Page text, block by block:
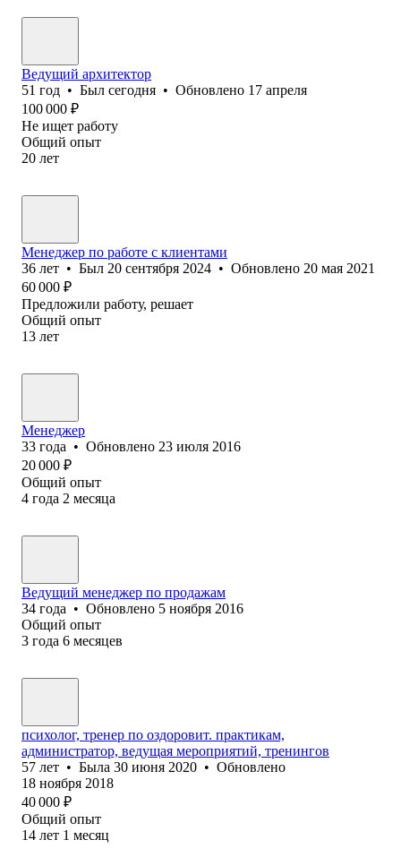
Ведущий архитектор
51 год • Был сегодня • Обновлено 17 апреля
100 000 ₽
Не ищет работу
Общий опыт
20 лет
Менеджер по работе с клиентами
36 лет • Был 20 сентября 2024 • Обновлено 20 мая 2021
60 000 ₽
Предложили работу, решает
Общий опыт
13 лет
Менеджер
33 года • Обновлено 23 июля 2016
20 000 ₽
Общий опыт
4 года 2 месяца
Ведущий менеджер по продажам
34 года • Обновлено 5 ноября 2016
Общий опыт
3 года 6 месяцев
психолог, тренер по оздоровит. практикам,
администратор, ведущая мероприятий, тренингов
57 лет • Была 30 июня 2020 • Обновлено
18 ноября 2018
40 000 ₽
Общий опыт
14 лет 1 месяц